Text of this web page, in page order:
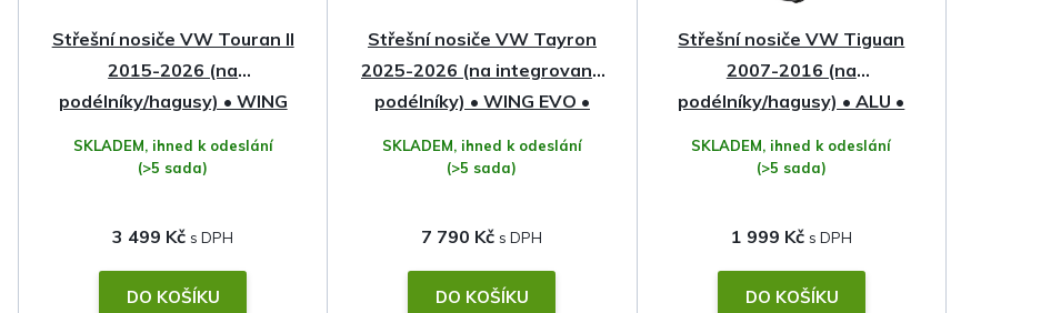
Střešní nosiče VW Touran II
2015-2026 (na
podélníky/hagusy) • WING
SKLADEM, ihned k odeslání
(>5 sada)
3 499 Kč
DO KOŠÍKU
Střešní nosiče VW Tayron
2025-2026 (na integrované
podélníky) • WING EVO •
SKLADEM, ihned k odeslání
(>5 sada)
7 790 Kč
DO KOŠÍKU
Střešní nosiče VW Tiguan
2007-2016 (na
podélníky/hagusy) • ALU •
SKLADEM, ihned k odeslání
(>5 sada)
1 999 Kč
DO KOŠÍKU